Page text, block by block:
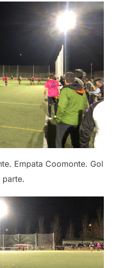
Empata Coomonte. Gol